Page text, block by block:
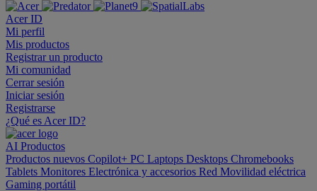
Acer ID
Mi perfil
Mis productos
Registrar un producto
Mi comunidad
Cerrar sesión
Iniciar sesión
Registrarse
¿Qué es Acer ID?
AI Productos
Productos nuevos Copilot+ PC Laptops Desktops Chromebooks
Tablets Monitores Electrónica y accesorios Red Movilidad eléctrica
Gaming portátil